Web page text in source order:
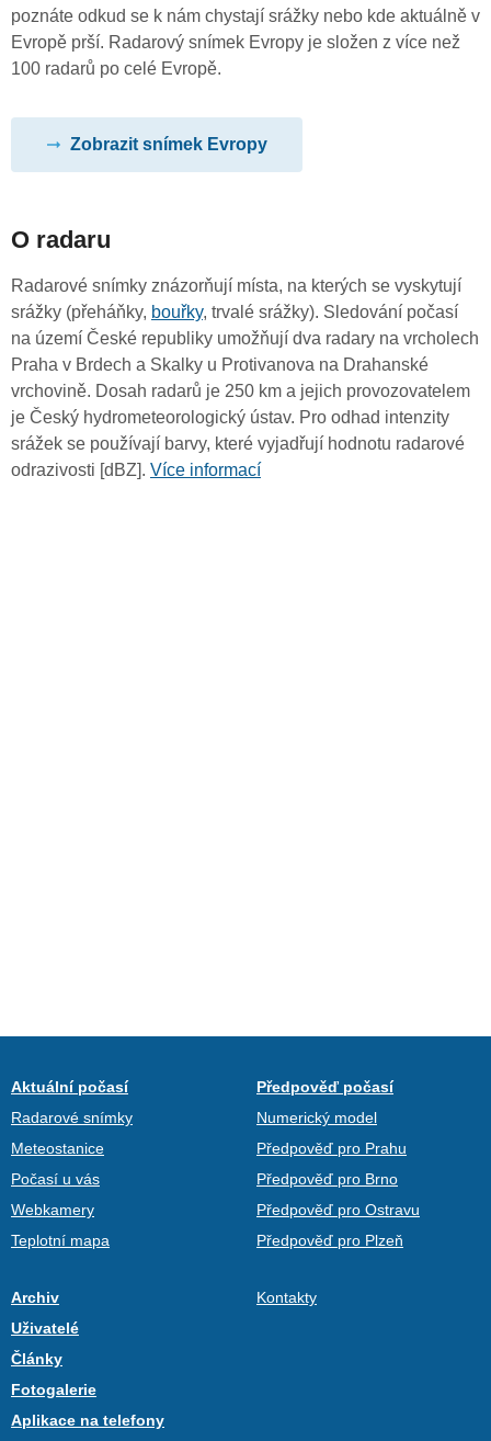
poznáte odkud se k nám chystají srážky nebo kde aktuálně v
Evropě prší. Radarový snímek Evropy je složen z více než
100 radarů po celé Evropě.
Zobrazit snímek Evropy
O radaru
Radarové snímky znázorňují místa, na kterých se vyskytují
srážky (přeháňky, bouřky, trvalé srážky). Sledování počasí
na území České republiky umožňují dva radary na vrcholech
Praha v Brdech a Skalky u Protivanova na Drahanské
vrchovině. Dosah radarů je 250 km a jejich provozovatelem
je Český hydrometeorologický ústav. Pro odhad intenzity
srážek se používají barvy, které vyjadřují hodnotu radarové
odrazivosti [dBZ]. Více informací
Aktuální počasí
Radarové snímky
Meteostanice
Počasí u vás
Webkamery
Teplotní mapa
Předpověď počasí
Numerický model
Předpověď pro Prahu
Předpověď pro Brno
Předpověď pro Ostravu
Předpověď pro Plzeň
Archiv
Uživatelé
Články
Fotogalerie
Aplikace na telefony
Kontakty